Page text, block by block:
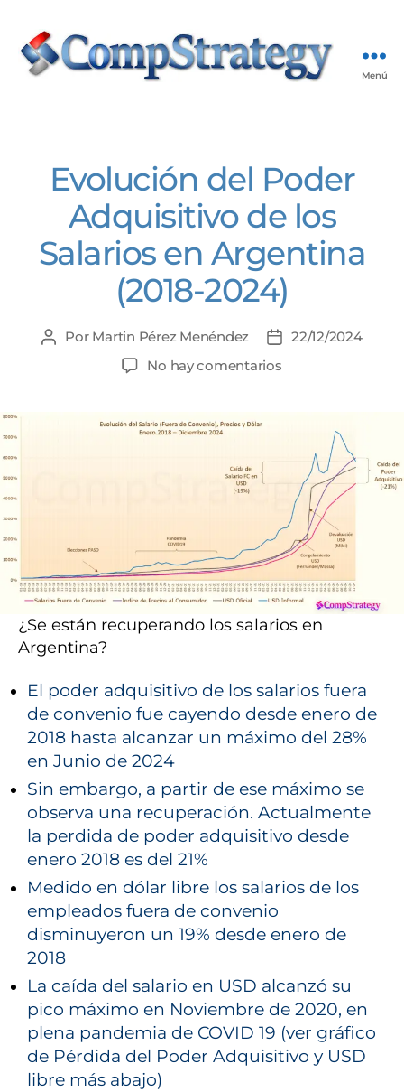
Menú
Evolución del Poder
Adquisitivo de los
Salarios en Argentina
(2018-2024)
Autor
Por Martin Pérez Menéndez
Fecha
22/12/2024
No hay comentariosen
Adquisitivo
Salarios
en
Argentina
(2018-
2024)
¿Se están recuperando los salarios en
Argentina?
El poder adquisitivo de los salarios fuera
de convenio fue cayendo desde enero de
2018 hasta alcanzar un máximo del 28%
en Junio de 2024
Sin embargo, a partir de ese máximo se
observa una recuperación. Actualmente
la perdida de poder adquisitivo desde
enero 2018 es del 21%
Medido en dólar libre los salarios de los
empleados fuera de convenio
disminuyeron un 19% desde enero de
2018
La caída del salario en USD alcanzó su
pico máximo en Noviembre de 2020, en
plena pandemia de COVID 19 (ver gráfico
de Pérdida del Poder Adquisitivo y USD
libre más abajo)